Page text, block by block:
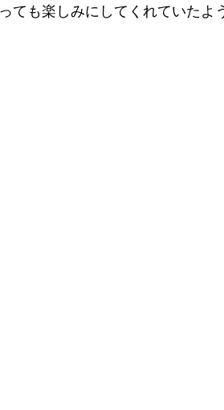
ても楽しみにしてくれていたよ